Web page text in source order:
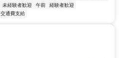
未経験者歓迎 午前
経験者歓迎
交通費支給